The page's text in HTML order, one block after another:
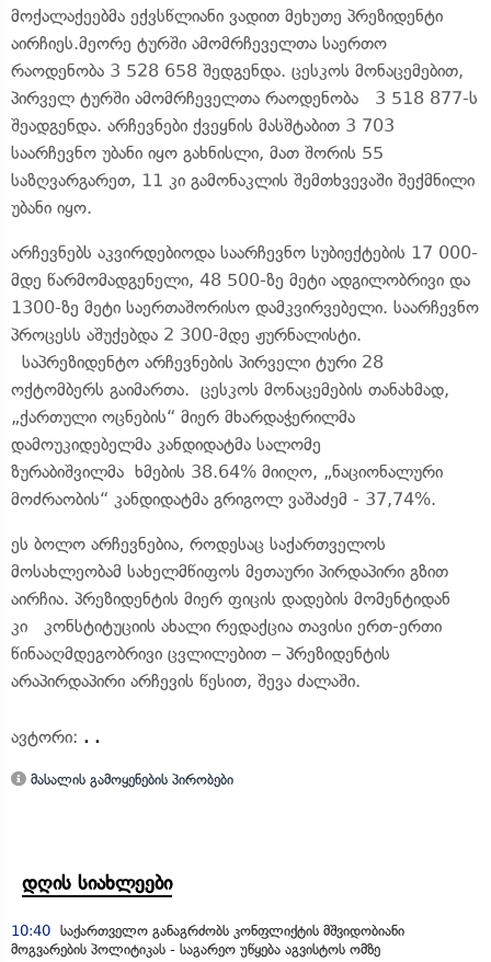
მოქალაქეებმა ექვსწლიანი ვადით მეხუთე პრეზიდენტი
აირჩიეს.მეორე ტურში ამომრჩეველთა საერთო
რაოდენობა 3 528 658 შედგენდა. ცესკოს მონაცემებით,
პირველ ტურში ამომრჩეველთა რაოდენობა 3 518 877-ს
შეადგენდა. არჩევნები ქვეყნის მასშტაბით 3 703
საარჩევნო უბანი იყო გახნისლი, მათ შორის 55
საზღვარგარეთ, 11 კი გამონაკლის შემთხვევაში შექმნილი
უბანი იყო.
არჩევნებს აკვირდებიოდა საარჩევნო სუბიექტების 17 000-
მდე წარმომადგენელი, 48 500-ზე მეტი ადგილობრივი და
1300-ზე მეტი საერთაშორისო დამკვირვებელი. საარჩევნო
პროცესს აშუქებდა 2 300-მდე ჟურნალისტი.
საპრეზიდენტო არჩევნების პირველი ტური 28
ოქტომბერს გაიმართა. ცესკოს მონაცემების თანახმად,
„ქართული ოცნების“ მიერ მხარდაჭერილმა
დამოუკიდებელმა კანდიდატმა სალომე
ზურაბიშვილმა ხმების 38.64% მიიღო, „ნაციონალური
მოძრაობის“ კანდიდატმა გრიგოლ ვაშაძემ - 37,74%.
ეს ბოლო არჩევნებია, როდესაც საქართველოს
მოსახლეობამ სახელმწიფოს მეთაური პირდაპირი გზით
აირჩია. პრეზიდენტის მიერ ფიცის დადების მომენტიდან
კი კონსტიტუციის ახალი რედაქცია თავისი ერთ-ერთი
წინააღმდეგობრივი ცვლილებით – პრეზიდენტის
არაპირდაპირი არჩევის წესით, შევა ძალაში.
ავტორი: . .
მასალის გამოყენების პირობები
დღის სიახლეები
10:40 საქართველო განაგრძობს კონფლიქტის მშვიდობიანი
მოგვარების პოლიტიკას - საგარეო უწყება აგვისტოს ომზე